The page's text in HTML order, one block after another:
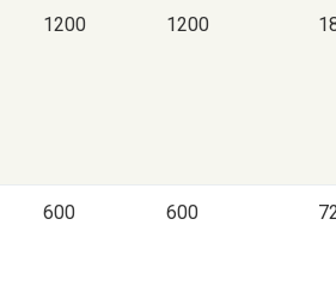
1200 1200
600 600